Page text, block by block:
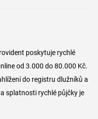
poskytuje rychlé
od 3.000 do 80.000 Kč.
do registru dlužníků a
splatnosti rychlé půjčky je